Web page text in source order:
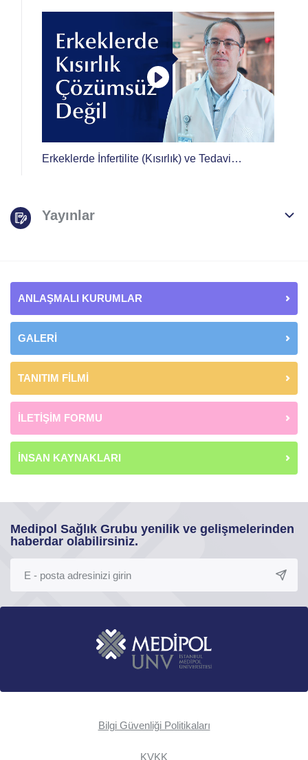
Erkeklerde İnfertilite (Kısırlık) ve Tedavi
Yayınlar
ANLAŞMALI KURUMLAR
GALERİ
TANITIM FİLMİ
İLETİŞİM FORMU
İNSAN KAYNAKLARI
Medipol Sağlık Grubu yenilik ve gelişmelerinden
haberdar olabilirsiniz.
Bilgi Güvenliği Politikaları
KVKK